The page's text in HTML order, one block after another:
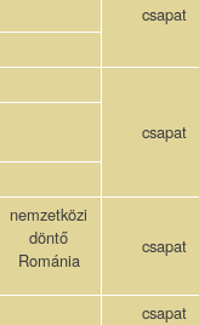
csapat
csapat
nemzetközi
döntő
Románia
csapat
csapat